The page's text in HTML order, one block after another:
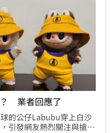
業者回應了
的公仔Labubu穿上白沙
引發網友熱烈關注與搶